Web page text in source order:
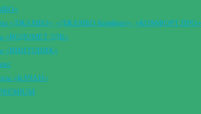
«ДЖАМБО», «ДЖАМБО Комфорт», «КОМФОРТ ПРО»
«ВОДОМЕТ 3ДК»
«ВИНТОВИК»
«КАЧАН»